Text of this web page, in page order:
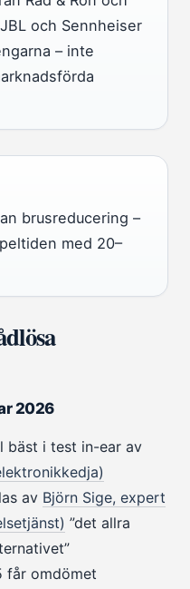
och Sennheiser
– inte
brusreducering –
med 20–
2026
bäst i test in-ear av
av Björn Sige, expert
”det allra
får omdömet